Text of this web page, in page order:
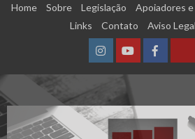
SkipHome Sobre Legislação Apoiadores
Links
Contato Aviso
InstagramYouTube
de